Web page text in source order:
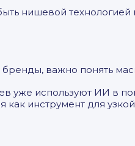
нишевой
важно понять
уже используют ИИ в
инструмент для